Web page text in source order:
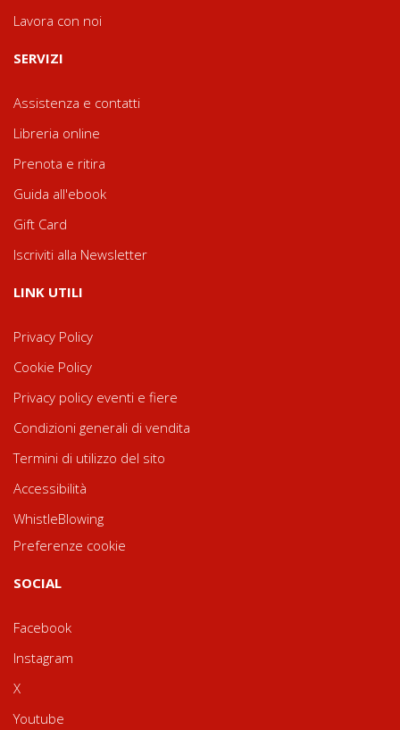
Lavora con noi
SERVIZI
Assistenza e contatti
Libreria online
Prenota e ritira
Guida all'ebook
Gift Card
Iscriviti alla Newsletter
LINK UTILI
Privacy Policy
Cookie Policy
Privacy policy eventi e fiere
Condizioni generali di vendita
Termini di utilizzo del sito
Accessibilità
WhistleBlowing
Preferenze cookie
SOCIAL
Facebook
Instagram
X
Youtube